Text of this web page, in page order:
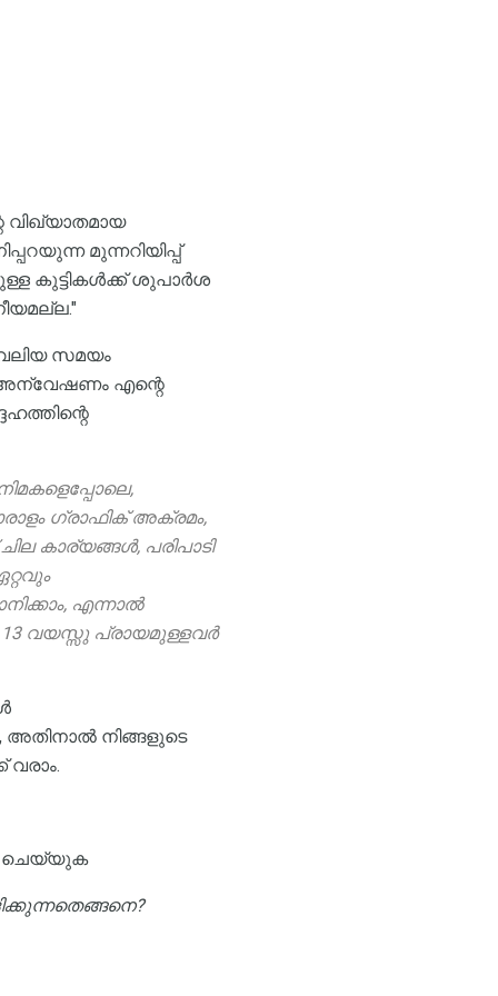
വിഖ്യാതമായ
മുന്നറിയിപ്പ്
കുട്ടികൾക്ക് ശുപാർശ
സമയം
അന്വേഷണം എന്റെ
ഗ്രാഫിക് അക്രമം,
കാര്യങ്ങൾ, പരിപാടി
എന്നാൽ
13 വയസ്സു പ്രായമുള്ളവർ
നിങ്ങളുടെ
ചെയ്യുക